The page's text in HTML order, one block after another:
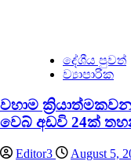
දේශීය පුවත්
ව්‍යාපාරික
වහාම
වෙබ් අඩවි 24ක්
Editor3 August 5,